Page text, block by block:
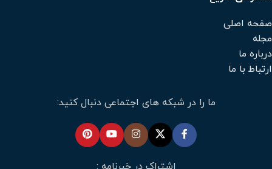
صفحه اصلی
مجله
درباره ما
ارتباط با ما
ما را در شبکه های اجتماعی دنبال کنید: